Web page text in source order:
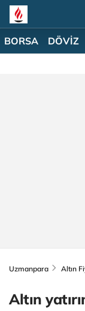
BORSA DÖVİZ
Uzmanpara Altın
Altın